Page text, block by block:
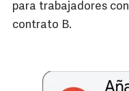
para trabajadores
contrato B.